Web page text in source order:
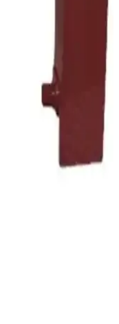
toz torbasız,
temizliğinde etkili
Emiş
Rose ile Philips
elektrikli
analiz eder; kullanıcı